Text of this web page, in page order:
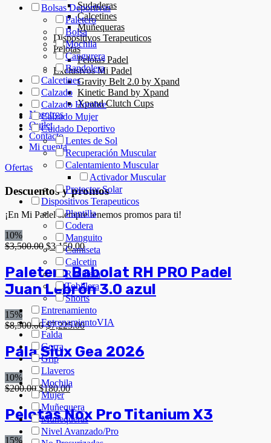
Sudaderas
Calcetines
Muñequeras
Dispositivos Terapeuticos
Pelotas
Pelotas Padel
Exclusivos Mi Padel
Gravity Belt 2.0 by Xpand
Kinetic Band by Xpand
Xpand Clutch Cups
Nosotros
Outlet
Contacto
Mi cuenta
Ofertas
Descuentos y promos
¡En Mi Padel siempre tenemos promos para ti!
10%
$3,500.00 $3,150.00
Paletero Babolat RH PRO Padel
Juan Lebrón 3.0 azul
15%
$8,500.00 $7,225.00
Pala Siux Gea 2026
10%
$200.00 $180.00
Pelotas Nox Pro Titanium X3
15%
Bolsas Deportivas
Paletero
Bolsa
Mochila
Cangurera
Bandolera
Calcetines
Calzado
Calzado Hombre
Calzado Mujer
Cuidado Deportivo
Lentes de Sol
Recuperación Muscular
Calentamiento Muscular
Activador Muscular
Protector Solar
Dispositivos Terapeuticos
Plantilla
Codera
Manguito
Camiseta
Calcetin
Rodillera
Tobillera
Shorts
Entrenamiento
EntrenamientoVIA
Falda
Gorra
Grip
Llaveros
Mochila
Mujer
Muñequera
Muñequeras
Nivel Avanzado/Pro